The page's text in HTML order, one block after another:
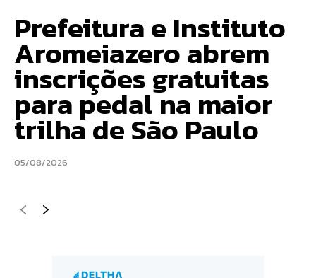
Prefeitura e Instituto
Aromeiazero abrem
inscrições gratuitas
para pedal na maior
trilha de São Paulo
05/08/2026